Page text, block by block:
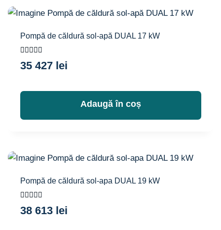
Pompă de căldură sol-apă DUAL 17 kW
Evaluat la
5.00
35 427 lei
Adaugă în coș
Pompă de căldură sol-apa DUAL 19 kW
Evaluat la
5.00
38 613 lei